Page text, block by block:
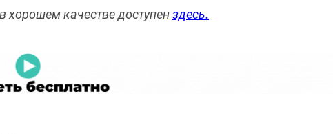
качестве доступенздесь.